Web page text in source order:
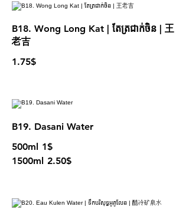
B18. Wong Long Kat | តែត្រជាក់ចិន | 王
老吉
1.75$
B19. Dasani Water
500ml 1$
1500ml 2.50$